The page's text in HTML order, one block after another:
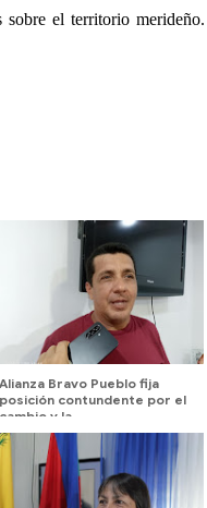
sobre el territorio merideño.
Alianza Bravo Pueblo fija
posición contundente por el
cambio y la
reinstitucionalización de
Venezuela